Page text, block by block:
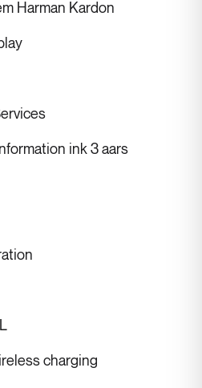
Harman Kardon
ink 3 aars
charging